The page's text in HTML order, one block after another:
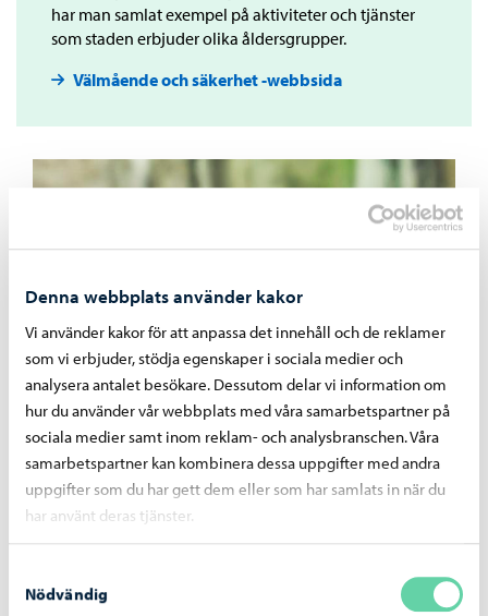
Denna webbplats använder kakor
Vi använder kakor för att anpassa det innehåll och de reklamer
som vi erbjuder, stödja egenskaper i sociala medier och
analysera antalet besökare. Dessutom delar vi information om
hur du använder vår webbplats med våra samarbetspartner på
sociala medier samt inom reklam- och analysbranschen. Våra
samarbetspartner kan kombinera dessa uppgifter med andra
uppgifter som du har gett dem eller som har samlats in när du
har använt deras tjänster.
Nödvändig
har man samlat exempel på aktiviteter och tjänster
som staden erbjuder olika åldersgrupper.
Välmående och säkerhet -webbsida